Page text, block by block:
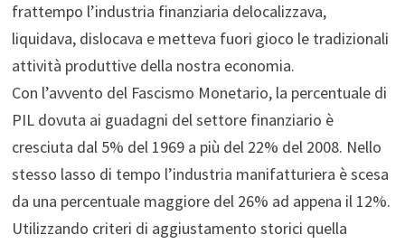
frattempo l’industria finanziaria delocalizzava,
liquidava, dislocava e metteva fuori gioco le tradizionali
attività produttive della nostra economia.
Con l’avvento del Fascismo Monetario, la percentuale di
PIL dovuta ai guadagni del settore finanziario è
cresciuta dal 5% del 1969 a più del 22% del 2008. Nello
stesso lasso di tempo l’industria manifatturiera è scesa
da una percentuale maggiore del 26% ad appena il 12%.
Utilizzando criteri di aggiustamento storici quella